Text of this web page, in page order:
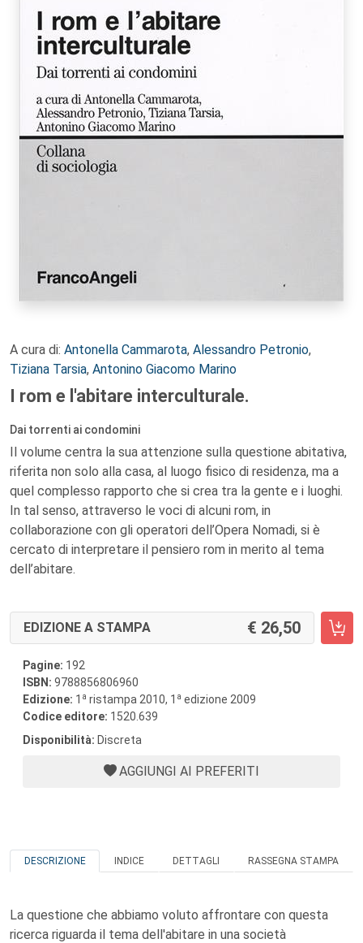
A cura di: Antonella Cammarota, Alessandro Petronio,
Tiziana Tarsia, Antonino Giacomo Marino
I rom e l'abitare interculturale.
Dai torrenti ai condomini
Il volume centra la sua attenzione sulla questione abitativa,
riferita non solo alla casa, al luogo fisico di residenza, ma a
quel complesso rapporto che si crea tra la gente e i luoghi.
In tal senso, attraverso le voci di alcuni rom, in
collaborazione con gli operatori dell’Opera Nomadi, si è
cercato di interpretare il pensiero rom in merito al tema
dell’abitare.
EDIZIONE A STAMPA 26,50
Pagine: 192
ISBN: 9788856806960
Edizione: 1 a ristampa 2010, 1 a edizione 2009
Codice editore: 1520.639
Disponibilità: Discreta
AGGIUNGI AI PREFERITI
DESCRIZIONE INDICE DETTAGLI RASSEGNA STAMPA
La questione che abbiamo voluto affrontare con questa
ricerca riguarda il tema dell'abitare in una società